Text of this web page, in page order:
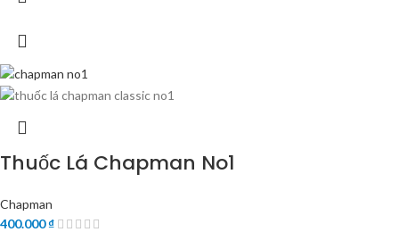
Thuốc Lá Chapman No1
Chapman
400.000₫